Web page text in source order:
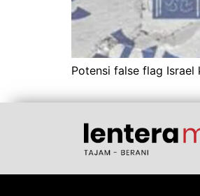
Potensi false flag